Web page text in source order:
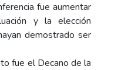
fue aumentar
y la elección
demostrado ser
fue el Decano de la